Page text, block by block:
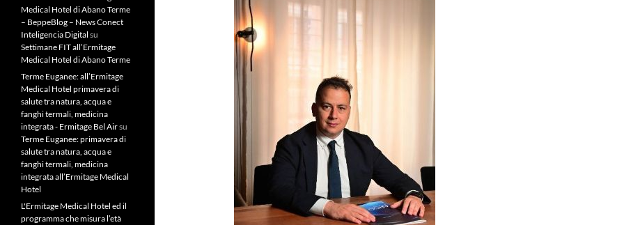
Medical Hotel di Abano Terme
– BeppeBlog – News Conect
Inteligencia Digital su
Settimane FIT all’Ermitage
Medical Hotel di Abano Terme
Terme Euganee: all’Ermitage
Medical Hotel primavera di
salute tra natura, acqua e
fanghi termali, medicina
integrata - Ermitage Bel Airsu
Terme Euganee: primavera di
salute tra natura, acqua e
fanghi termali, medicina
integrata all’Ermitage Medical
Hotel
L'Ermitage Medical Hotel ed il
programma che misura l’età